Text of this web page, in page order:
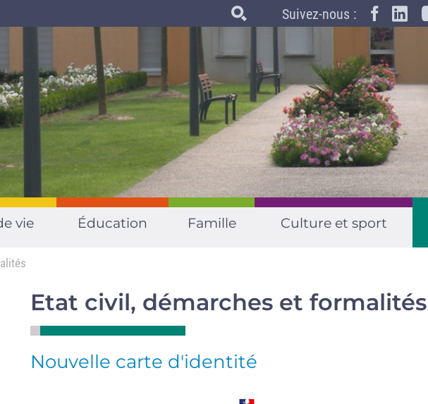
Suivez-nous :
vie Éducation Famille Culture et sport
Etat civil, démarches et formalités
Nouvelle carte d'identité